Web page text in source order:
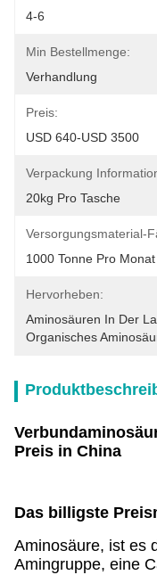
4-6
Min Bestellmenge:
Verhandlung
Preis:
USD 640-USD 3500
Verpackung
20kg Pro Tasche
Versorgungsmaterial-
1000 Tonne Pro Monat
Hervorheben:
Aminosäuren In Der
Organisches
Preis in China
Das billigste
Aminosäure, ist es
Amingruppe, eine